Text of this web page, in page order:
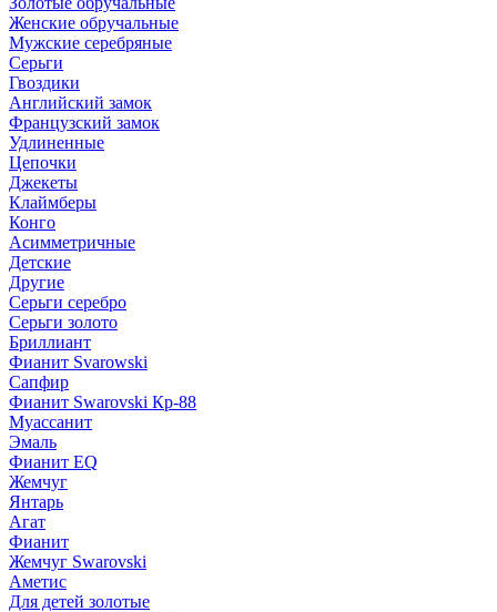
Женские обручальные
Мужские серебряные
Серьги
Гвоздики
Английский замок
Французский замок
Удлиненные
Цепочки
Джекеты
Клаймберы
Конго
Асимметричные
Детские
Другие
Серьги серебро
Серьги золото
Бриллиант
Фианит Svarowski
Сапфир
Фианит Swarovski Кр-88
Муассанит
Эмаль
Фианит EQ
Жемчуг
Янтарь
Агат
Фианит
Жемчуг Swarovski
Аметис
Для детей золотые